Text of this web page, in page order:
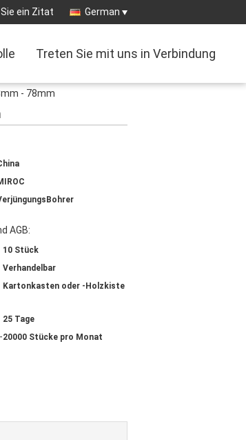
Sie ein Zitat German
Treten Sie mit uns in Verbindung
- 78mm
AGB:
10 Stück
Verhandelbar
Kartonkasten oder -Holzkiste
25 Tage
20000 Stücke pro Monat